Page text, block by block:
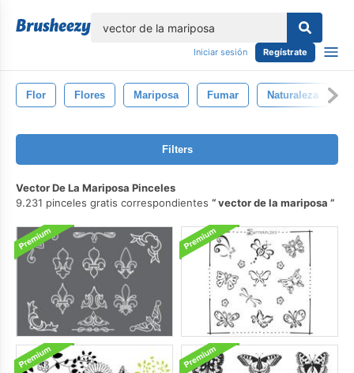
Iniciar sesión Regístrate
Flor Flores Mariposa Fumar Naturaleza
Filters
Vector De La Mariposa Pinceles
9.231 pinceles gratis correspondientes
vector de la mariposa